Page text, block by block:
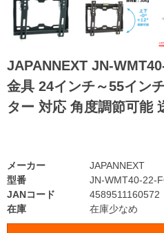
JAPANNEXT JN-
金具 24インチ～55イン
ター 対応 角度調節可能
型番
JN-WMT40-22-
JANコード
4589511160572
在庫
在庫少なめ
メーカー JAPANNEXT